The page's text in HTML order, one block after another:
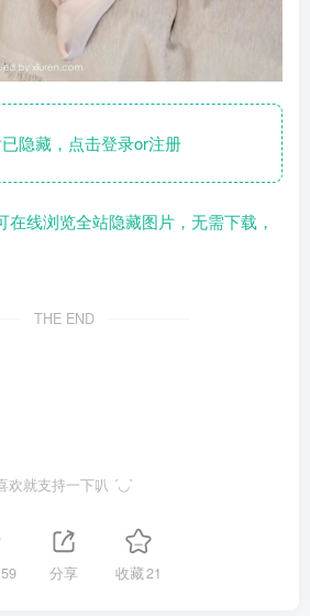
隐藏，点击登录or注册
线浏览全站隐藏图片，无需下载，
THE END
欢就支持一下叭 ´◡`
分享 收藏21